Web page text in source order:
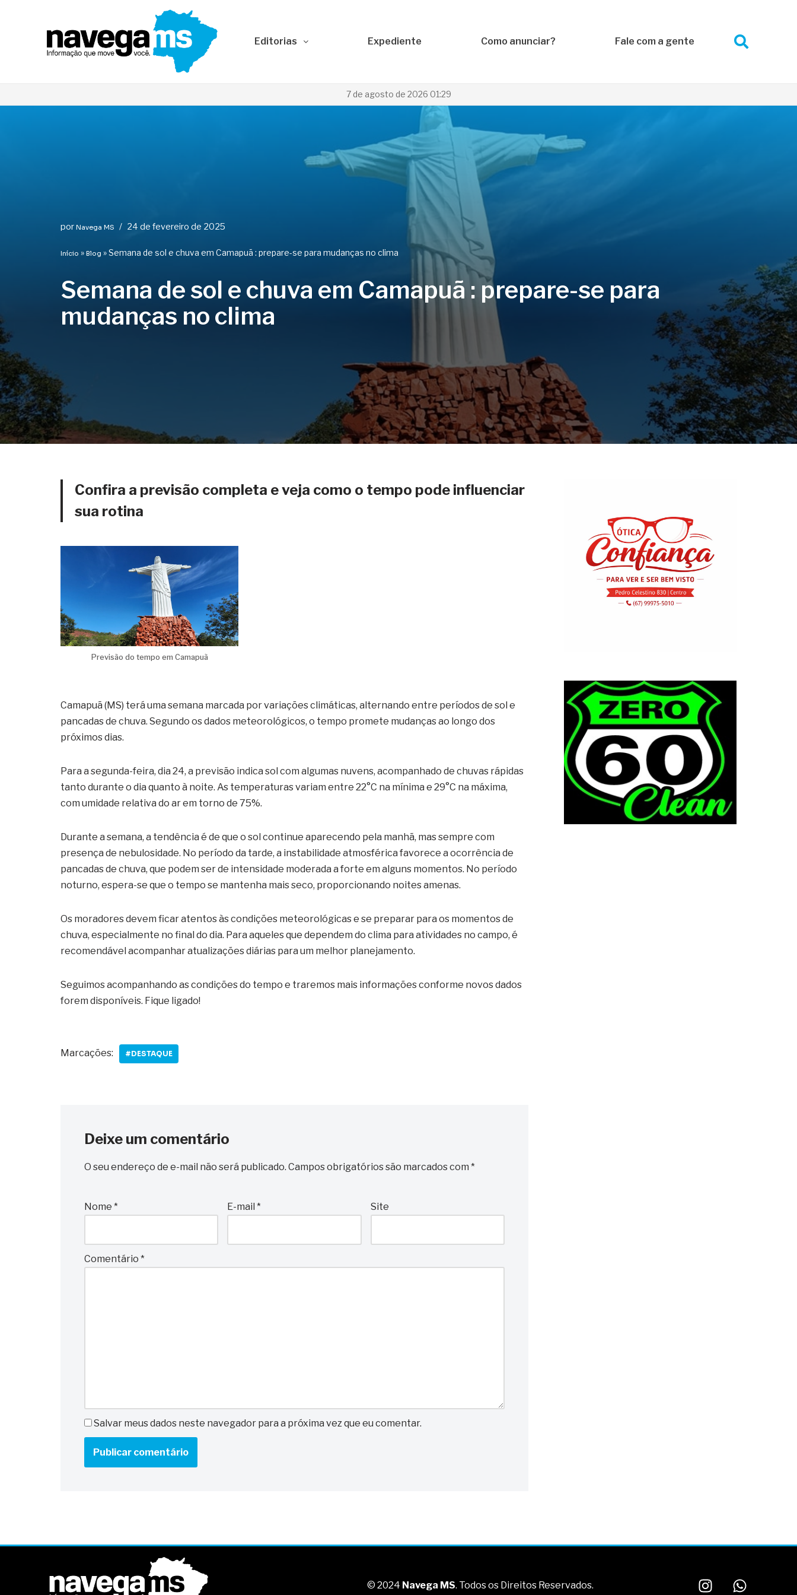
Editorias Expediente Como anunciar? Fale com a gente
7 de agosto de 2026 01:29
por Navega MS 24 de fevereiro de 2025
Início » Blog »Semana de sol e chuva em Camapuã : prepare-se para mudanças no clima
Semana de sol e chuva em Camapuã : prepare-se para
mudanças no clima
Confira a previsão completa e veja como o tempo pode influenciar
sua rotina
Previsão do tempo em Camapuã
Camapuã (MS) terá uma semana marcada por variações climáticas, alternando entre períodos de sol e
pancadas de chuva. Segundo os dados meteorológicos, o tempo promete mudanças ao longo dos
próximos dias.
Para a segunda-feira, dia 24, a previsão indica sol com algumas nuvens, acompanhado de chuvas rápidas
tanto durante o dia quanto à noite. As temperaturas variam entre 22°C na mínima e 29°C na máxima,
com umidade relativa do ar em torno de 75%.
Durante a semana, a tendência é de que o sol continue aparecendo pela manhã, mas sempre com
presença de nebulosidade. No período da tarde, a instabilidade atmosférica favorece a ocorrência de
pancadas de chuva, que podem ser de intensidade moderada a forte em alguns momentos. No período
noturno, espera-se que o tempo se mantenha mais seco, proporcionando noites amenas.
Os moradores devem ficar atentos às condições meteorológicas e se preparar para os momentos de
chuva, especialmente no final do dia. Para aqueles que dependem do clima para atividades no campo, é
recomendável acompanhar atualizações diárias para um melhor planejamento.
Seguimos acompanhando as condições do tempo e traremos mais informações conforme novos dados
forem disponíveis. Fique ligado!
Marcações: #DESTAQUE
Deixe um comentário
O seu endereço de e-mail não será publicado. Campos obrigatórios são marcados com *
Nome * E-mail* Site
Comentário *
Salvar meus dados neste navegador para a próxima vez que eu comentar.
© 2024 Navega MS. Todos os Direitos Reservados.